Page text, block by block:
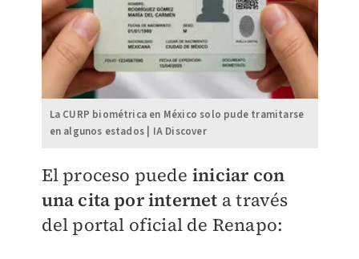
La CURP biométrica en México solo pude tramitarse
en algunos estados | IA Discover
El proceso puede iniciar con
una cita por internet a través
del portal oficial de Renapo: